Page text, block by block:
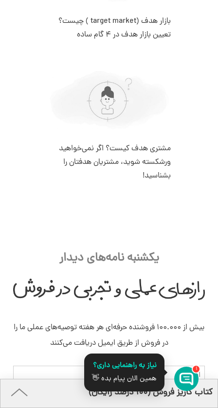
کتاب کاریز فروش (۱۰۰ درصد رایگان)
بازار هدف (target market ) چیست؟
تعیین بازار هدف در 4 گام ساده
مشتری هدف کیست؟ اگر نمی‌خواهید
ورشکسته شوید، مشتریان هدفتان را
بشناسید!
یکشنبه نامه‌های دیدار
بیش از ۱۰۰.۰۰۰ فروشنده حرفه‌ای هر هفته توصیه‌های عملی ما را
در فروش از طریق ایمیل دریافت می‌کنند
ایمیل
نیاز به راهنمایی داری؟
همین الان پیام بده 👋
1
قدرت گرفته از